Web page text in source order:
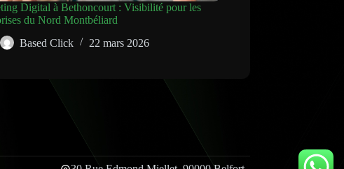
Digital à Bethoncourt : Visibilité pour les
du Nord Montbéliard
Based Click
22 mars 2026